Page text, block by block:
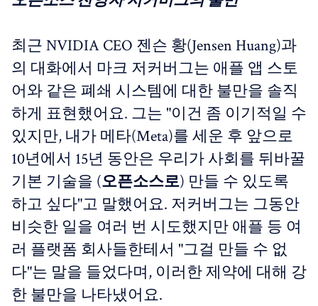
최근 NVIDIA CEO 젠슨 황(Jensen Huang)과
의 대화에서 마크 저커버그는 애플 앱 스토
어와 같은 폐쇄 시스템에 대한 불만을 솔직
하게 표현했어요. 그는 "이건 좀 이기적일 수
있지만, 내가 메타(Meta)를 세운 후 앞으로
10년에서 15년 동안은 우리가 사회를 뒤바꿀
기본 기술을 (오픈소스로) 만들 수 있도록
하고 싶다"고 말했어요. 저커버그는 그동안
비슷한 일을 여러 번 시도했지만 애플 등 여
러 플랫폼 회사들한테서 "그걸 만들 수 없
다"는 말을 들었다며, 이러한 제약에 대해 강
한 불만을 나타냈어요.